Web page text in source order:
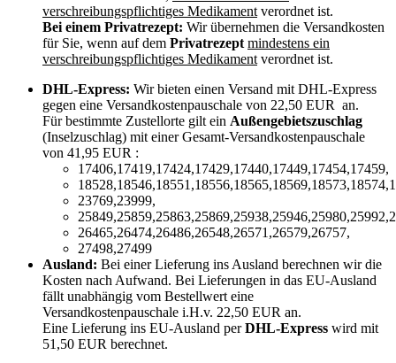
verschreibungspflichtiges Medikament verordnet ist.
Bei einem Privatrezept: Wir übernehmen die Versandkosten
für Sie, wenn auf dem Privatrezept mindestens ein
verschreibungspflichtiges Medikament verordnet ist.
DHL-Express: Wir bieten einen Versand mit DHL-Express
gegen eine Versandkostenpauschale von 22,50 EUR an.
Für bestimmte Zustellorte gilt ein Außengebietszuschlag
(Inselzuschlag) mit einer Gesamt-Versandkostenpauschale
von 41,95 EUR :
17406,17419,17424,17429,17440,17449,17454,17459,
23769,23999,
26465,26474,26486,26548,26571,26579,26757,
27498,27499
Ausland: Bei einer Lieferung ins Ausland berechnen wir die
Kosten nach Aufwand. Bei Lieferungen in das EU-Ausland
fällt unabhängig vom Bestellwert eine
Versandkostenpauschale i.H.v. 22,50 EUR an.
Eine Lieferung ins EU-Ausland perDHL-Express wird mit
51,50 EUR berechnet.